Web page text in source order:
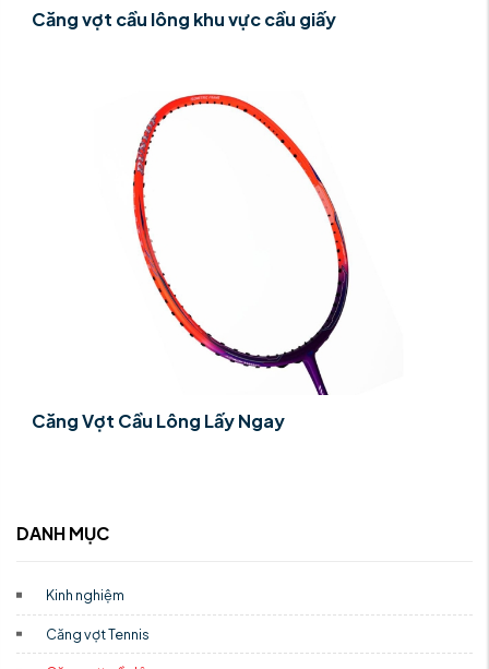
Căng vợt cầu lông khu vực cầu giấy
Căng Vợt Cầu Lông Lấy Ngay
DANH MỤC
Kinh nghiệm
Căng vợt Tennis